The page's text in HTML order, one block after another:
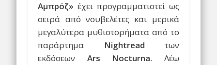
Αμπρόζ» έχει προγραμματιστεί ως
σειρά από νουβελέτες και μερικά
μεγαλύτερα μυθιστορήματα από το
παράρτημα
Nightread των
εκδόσεων Ars Nocturna. Λέω